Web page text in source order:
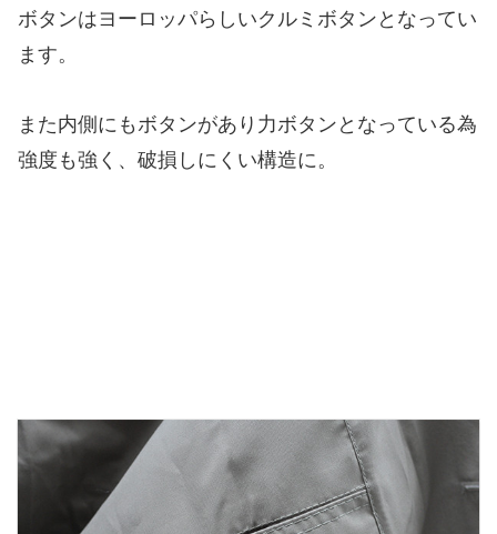
ボタンはヨーロッパらしいクルミボタンとなってい
ます。
また内側にもボタンがあり力ボタンとなっている為
強度も強く、破損しにくい構造に。